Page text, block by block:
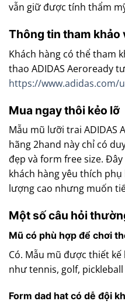
vẫn giữ được tính thẩm
Thông tin tham khảo
Khách hàng có thể tham
thao ADIDAS Aeroready
https://www.adidas.com/
Mua ngay thôi kẻo lỡ
Mẫu mũ lưỡi trai ADIDAS
hãng 2hand này chỉ có
đẹp và form free size.
khách hàng yêu thích
lượng cao nhưng muốn
Một số câu hỏi
Mũ có phù hợp để chơi
Có. Mẫu mũ được thiết
như tennis, golf, pickleball
Form dad hat có dễ đội